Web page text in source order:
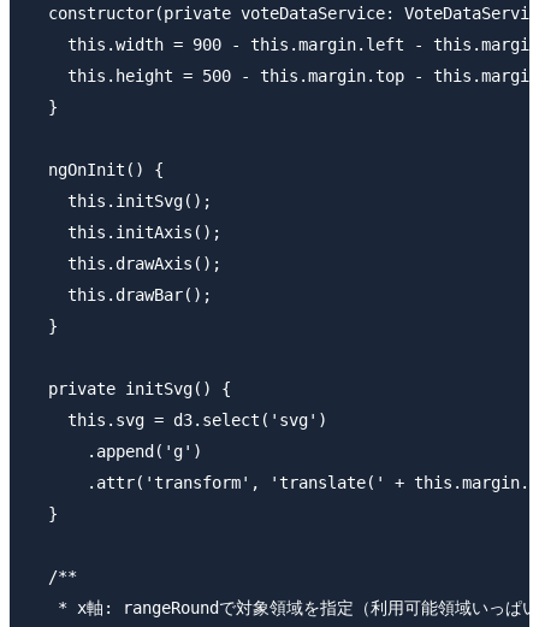
constructor(private voteDataService:
this.width = 900 - this.margin.left -
this.height = 500 - this.margin.top -
  }
  ngOnInit() {
    this.initSvg();
    this.initAxis();
    this.drawAxis();
    this.drawBar();
  }
  private initSvg() {
    this.svg = d3.select('svg')
      .append('g')
.attr('transform', 'translate(' +
  }
  /**
* x軸: rangeRoundで対象領域を指定（利用可能領域いっぱ